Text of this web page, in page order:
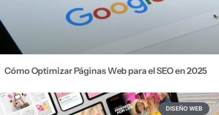
Cómo Optimizar Páginas Web para el SEO en 2025
DISEÑO WEB